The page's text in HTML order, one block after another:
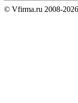
© Vfirma.ru 2008-